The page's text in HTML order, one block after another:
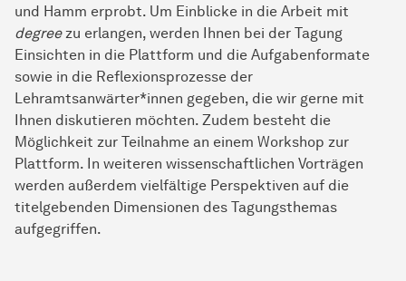
und Hamm erprobt. Um Einblicke in die Arbeit mit
degreezu erlangen, werden Ihnen bei der Tagung
Einsichten in die Plattform und die Aufgabenformate
sowie in die Reflexionsprozesse der
Lehramtsanwärter*innen gegeben, die wir gerne mit
Ihnen diskutieren möchten. Zudem besteht die
Möglichkeit zur Teilnahme an einem Workshop zur
Plattform. In weiteren wissenschaftlichen Vorträgen
werden außerdem vielfältige Perspektiven auf die
titelgebenden Dimensionen des Tagungsthemas
aufgegriffen.